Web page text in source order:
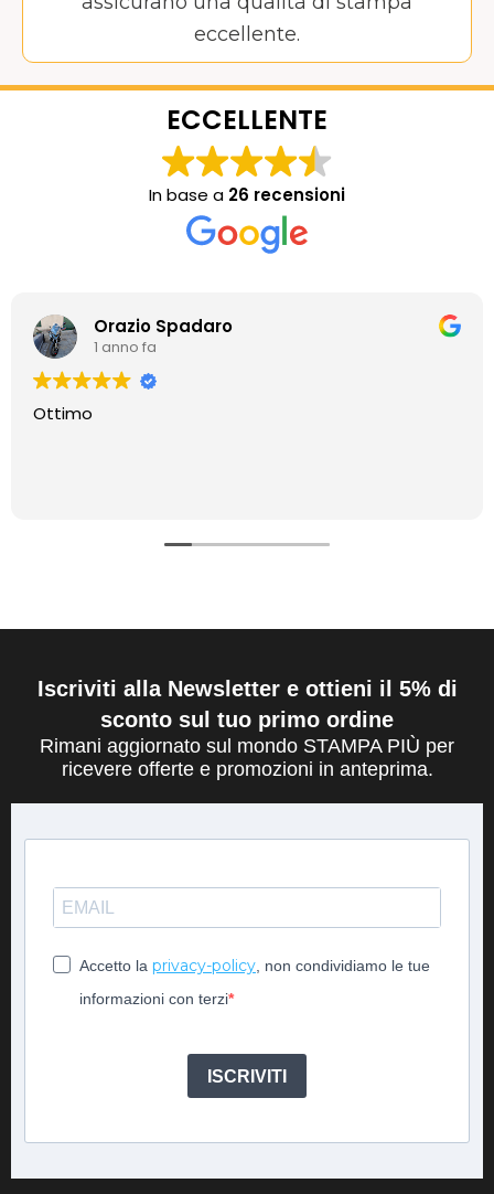
eccellente.
ECCELLENTE
In base a 26 recensioni
Orazio Spadaro
1 anno fa
Ottimo
Iscriviti alla Newsletter e ottieni il 5% di
sconto sul tuo primo ordine
Rimani aggiornato sul mondo STAMPA PIÙ per
ricevere offerte e promozioni in anteprima.
Accetto la privacy-policy, non condividiamo le tue
informazioni con terzi
ISCRIVITI